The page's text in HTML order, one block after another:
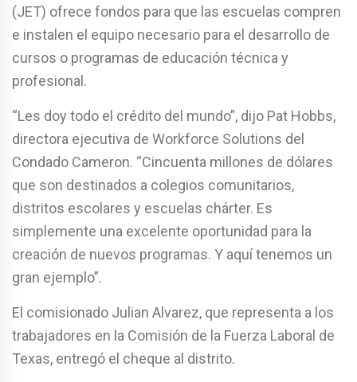
(JET) ofrece fondos para que las escuelas compren
e instalen el equipo necesario para el desarrollo de
cursos o programas de educación técnica y
profesional.
“Les doy todo el crédito del mundo”, dijo Pat Hobbs,
directora ejecutiva de Workforce Solutions del
Condado Cameron. “Cincuenta millones de dólares
que son destinados a colegios comunitarios,
distritos escolares y escuelas chárter. Es
simplemente una excelente oportunidad para la
creación de nuevos programas. Y aquí tenemos un
gran ejemplo”.
El comisionado Julian Alvarez, que representa a los
trabajadores en la Comisión de la Fuerza Laboral de
Texas, entregó el cheque al distrito.